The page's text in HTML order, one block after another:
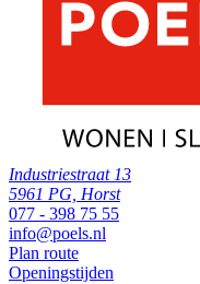
Industriestraat 13
5961 PG, Horst
077 - 398 75 55
info@poels.nl
Plan route
Openingstijden